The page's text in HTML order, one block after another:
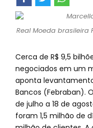
Real Moeda brasileira
Cerca de R$ 9,5
negociados em um
aponta
Bancos (Febraban).
de julho a 18 de
foram 1,5 milhão de